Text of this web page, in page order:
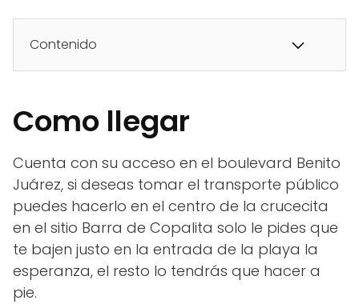
Contenido
Como llegar
Cuenta con su acceso en el boulevard Benito
Juárez, si deseas tomar el transporte público
puedes hacerlo en el centro de la crucecita
en el sitio Barra de Copalita solo le pides que
te bajen justo en la entrada de la playa la
esperanza, el resto lo tendrás que hacer a
pie.